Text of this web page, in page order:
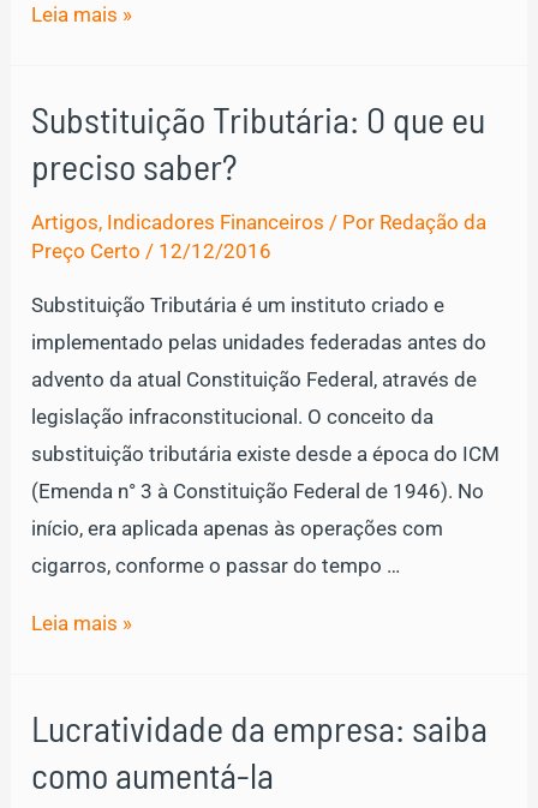
Contas
como
organizar
a
Leia mais »
Substituição Tributária: O que eu
preciso saber?
Artigos, Indicadores Financeiros / Por Redação da
Preço Certo / 12/12/2016
Substituição Tributária é um instituto criado e
implementado pelas unidades federadas antes do
advento da atual Constituição Federal, através de
legislação infraconstitucional. O conceito da
substituição tributária existe desde a época do ICM
(Emenda n° 3 à Constituição Federal de 1946). No
início, era aplicada apenas às operações com
cigarros, conforme o passar do tempo …
Substituição
que
eu
Leia mais »
Lucratividade da empresa: saiba
como aumentá-la